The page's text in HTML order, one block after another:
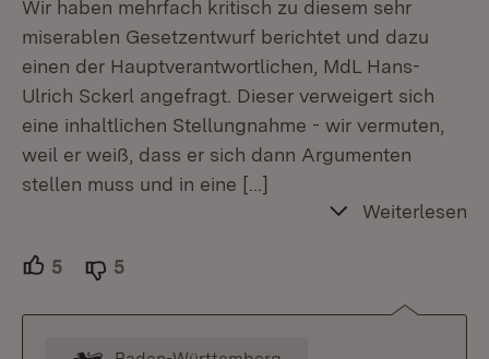
Wir haben mehrfach kritisch zu diesem sehr
miserablen Gesetzentwurf berichtet und dazu
einen der Hauptverantwortlichen, MdL Hans-
Ulrich Sckerl angefragt. Dieser verweigert sich
eine inhaltlichen Stellungnahme - wir vermuten,
weil er weiß, dass er sich dann Argumenten
stellen muss und in eine […]
Weiterlesen
5 Unterstützer.
5